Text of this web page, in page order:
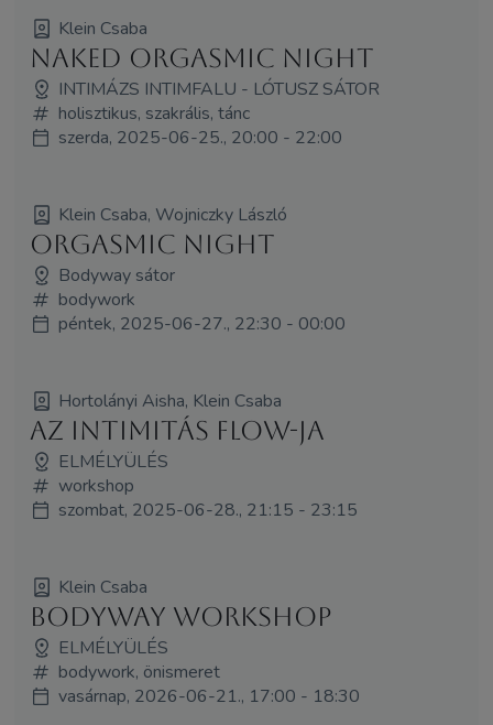
Klein Csaba
Naked Orgasmic night
INTIMÁZS INTIMFALU - LÓTUSZ SÁTOR
holisztikus, szakrális, tánc
szerda, 2025-06-25., 20:00 - 22:00
Klein Csaba, Wojniczky László
Orgasmic night
Bodyway sátor
bodywork
péntek, 2025-06-27., 22:30 - 00:00
Hortolányi Aisha, Klein Csaba
Az intimitás flow-ja
ELMÉLYÜLÉS
workshop
szombat, 2025-06-28., 21:15 - 23:15
Klein Csaba
Bodyway workshop
ELMÉLYÜLÉS
bodywork, önismeret
vasárnap, 2026-06-21., 17:00 - 18:30